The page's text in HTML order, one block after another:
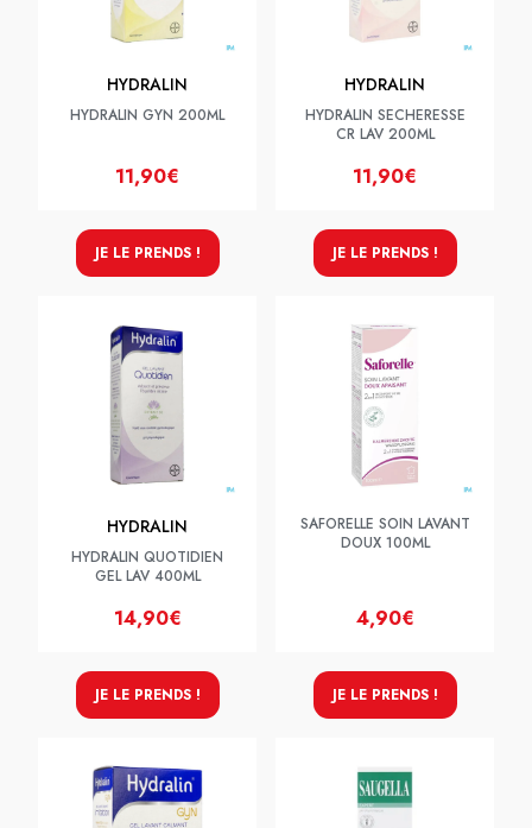
HYDRALIN
HYDRALIN GYN 200ML
11,90€
JE LE PRENDS !
HYDRALIN
HYDRALIN SECHERESSE
CR LAV 200ML
11,90€
JE LE PRENDS !
HYDRALIN
HYDRALIN QUOTIDIEN
GEL LAV 400ML
14,90€
JE LE PRENDS !
SAFORELLE SOIN LAVANT
DOUX 100ML
4,90€
JE LE PRENDS !